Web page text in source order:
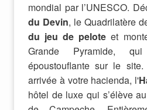
mondial par l’UNESCO.
du Devin, le Quadrilatère
du jeu de pelote et
Grande Pyramide,
époustouflante sur le
arrivée à votre hacienda, l'
hôtel de luxe qui s’élève